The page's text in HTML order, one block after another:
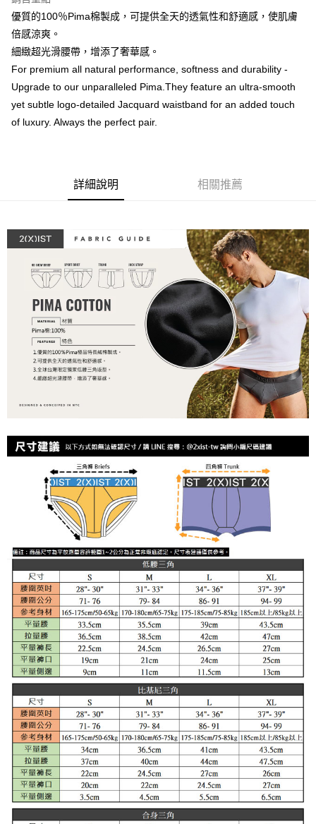
聯邦商業銀行
遠東國際商業銀行
元大商業銀行
台新國際商業銀行
台灣樂天信用卡公司
街口支付
悠遊付
全盈+PAY
AFTEE先享後付
相關說明
【關於「AFTEE先享後付」】
AFTEE先享後付是「在收到商品之後才付款」的支付方式。 讓您購物簡單
３．安心：先確認商品／服務後，再付款。
結帳頁面，進行簡訊認證並確認金額後，即可完成結帳。
２．訂單成立數日內，您將收到繳費通知簡訊。
３．收到繳費通知簡訊後14天內，點擊此簡訊中的連結，可透過四大超商／
ATM／網路銀行／等多元方式進行付款，方視為交易完成。
※ 請注意：結帳手續完成當下不需立刻繳費，但若您需要取消訂單，請聯絡
購買商品的店家。未經商家同意取消之訂單仍視為有效，需透過AFTEE先享
後付繳納相關費用。
※ 交易是否成功請以「AFTEE先享後付 」之結帳頁面顯示為準，若有關於
是否繳費成功／繳費後需取消欲退款等相關疑問，請聯繫「AFTEE先享後付
客戶支援中心」https://netprotections.freshdesk.com/support/home
【注意事項】
１．透過由恩沛科技股份有限公司提供之「AFTEE先享後付」服務完成之交
易，需依本服務之必要範圍內提供個人資料，並將交易相關給付款項請求債
https://aftee.tw/terms/#terms3
３．未成年的使用者請事先徵得法定代理人或監護人之同意方可使用
４．使用「AFTEE先享後付」時，將依據個別帳號之用戶狀況，依本公司即
時審查核予不同之上限額度；若仍有額度不足之情形，本公司將視審查結果
請求用戶進行身份認證。
５．嚴禁一人註冊多個帳號或使用他人資訊註冊。若發現惡意使用之情形，
恩沛科技股份有限公司將有權停止該用戶之使用額度並採取法律行動。
ATM付款
付款後全家取貨
每筆NT$80，滿NT$1,200(含以上)免運費
7-11取貨付款
每筆NT$80，滿NT$1,200(含以上)免運費
付款後7-11取貨
每筆NT$80，滿NT$1,200(含以上)免運費
澎湖、金門、馬祖、小琉球、綠島、蘭嶼(郵局配送)
郵局快捷(隔天到貨，需先line@客服通知小編)
每筆NT$100
海外宅配 查看運費
優質的100％Pima棉製成，可提供全天的透氣性和舒適感，使肌膚
倍感涼爽。
細緻超光滑腰帶，增添了奢華感。
For premium all natural performance, softness and durability -
Upgrade to our unparalleled Pima.They feature an ultra-smooth
yet subtle logo-detailed Jacquard waistband for an added touch
of luxury. Always the perfect pair.
詳細說明 相關推薦